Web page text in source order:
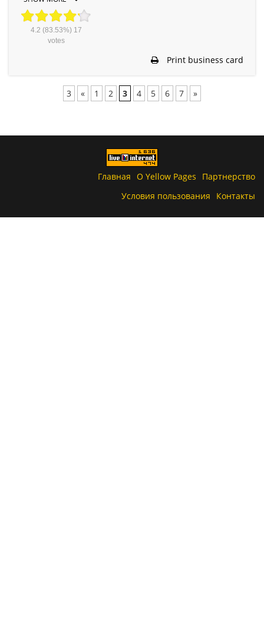
4.2 (83.53%) 17
votes
Print business card
3 « 1 2 3 4 5 6 7 »
Главная О Yellow Pages
Партнерство
Условия пользования
Контакты